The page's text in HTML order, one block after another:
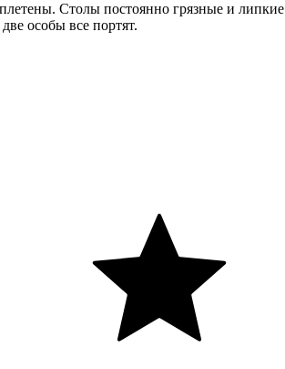
Столы постоянно грязные и
особы все портят.